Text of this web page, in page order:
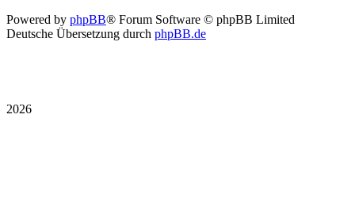
Powered by phpBB® Forum Software © phpBB Limited
Deutsche Übersetzung durch phpBB.de
2026